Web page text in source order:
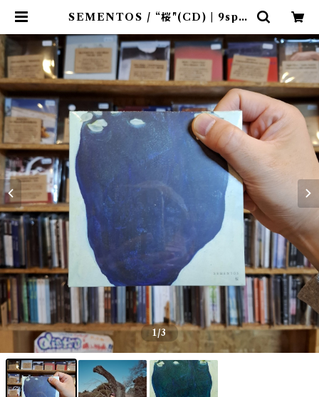
SEMENTOS / “桜"(CD) | 9spic
1/3